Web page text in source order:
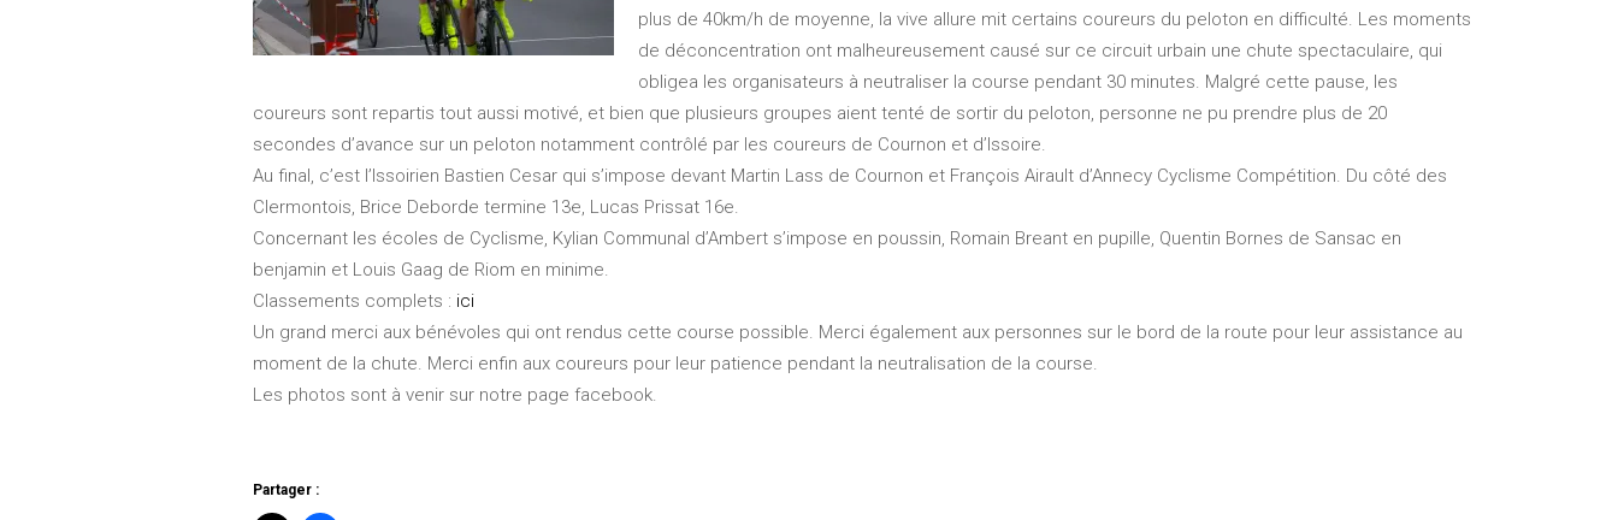
plus de 40km/h de moyenne, la vive allure mit certains coureurs du peloton en difficulté. Les moments
de déconcentration ont malheureusement causé sur ce circuit urbain une chute spectaculaire, qui
obligea les organisateurs à neutraliser la course pendant 30 minutes. Malgré cette pause, les
coureurs sont repartis tout aussi motivé, et bien que plusieurs groupes aient tenté de sortir du peloton, personne ne pu prendre plus de 20
secondes d’avance sur un peloton notamment contrôlé par les coureurs de Cournon et d’Issoire.
Au final, c’est l’Issoirien Bastien Cesar qui s’impose devant Martin Lass de Cournon et François Airault d’Annecy Cyclisme Compétition. Du côté des
Clermontois, Brice Deborde termine 13e, Lucas Prissat 16e.
Concernant les écoles de Cyclisme, Kylian Communal d’Ambert s’impose en poussin, Romain Breant en pupille, Quentin Bornes de Sansac en
benjamin et Louis Gaag de Riom en minime.
Classements complets : ici
Un grand merci aux bénévoles qui ont rendus cette course possible. Merci également aux personnes sur le bord de la route pour leur assistance au
moment de la chute. Merci enfin aux coureurs pour leur patience pendant la neutralisation de la course.
Les photos sont à venir sur notre page facebook.
Partager :